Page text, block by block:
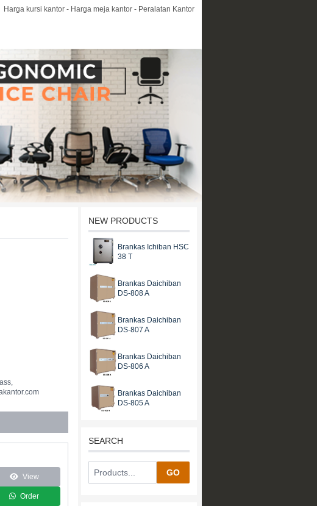
Harga kursi kantor - Harga meja kantor - Peralatan Kantor
View
Order
NEW PRODUCTS
Brankas Ichiban HSC
38 T
Brankas Daichiban
DS-808 A
Brankas Daichiban
DS-807 A
Brankas Daichiban
DS-806 A
Brankas Daichiban
DS-805 A
SEARCH
GO